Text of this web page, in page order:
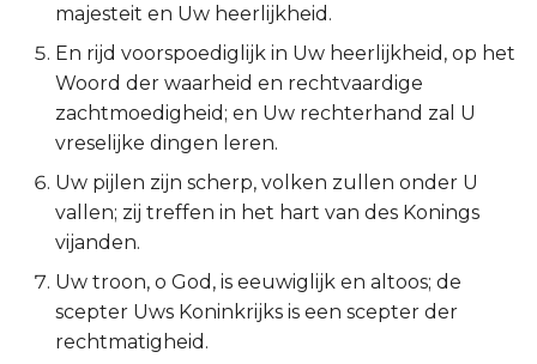
Éfeze
Filipenzen
Kolossenzen
1 Thessalonicenzen
2 Thessalonicenzen
majesteit en Uw heerlijkheid.
En rijd voorspoediglijk in Uw heerlijkheid, op het
Woord der waarheid en rechtvaardige
zachtmoedigheid; en Uw rechterhand zal U
vreselijke dingen leren.
Uw pijlen zijn scherp, volken zullen onder U
vallen; zij treffen in het hart van des Konings
vijanden.
Uw troon, o God, is eeuwiglijk en altoos; de
scepter Uws Koninkrijks is een scepter der
rechtmatigheid.